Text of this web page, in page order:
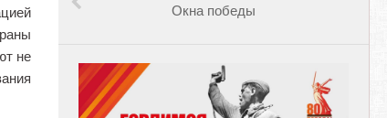
не
Окна победы